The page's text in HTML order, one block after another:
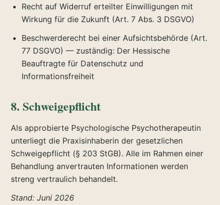
Recht auf Widerruf erteilter Einwilligungen mit
Wirkung für die Zukunft (Art. 7 Abs. 3 DSGVO)
Beschwerderecht bei einer Aufsichtsbehörde (Art.
77 DSGVO) — zuständig: Der Hessische
Beauftragte für Datenschutz und
Informationsfreiheit
8. Schweigepflicht
Als approbierte Psychologische Psychotherapeutin
unterliegt die Praxisinhaberin der gesetzlichen
Schweigepflicht (§ 203 StGB). Alle im Rahmen einer
Behandlung anvertrauten Informationen werden
streng vertraulich behandelt.
Stand: Juni 2026